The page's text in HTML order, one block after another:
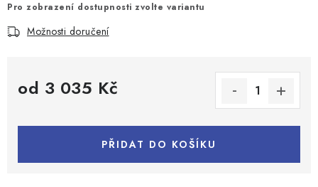
Pro zobrazení dostupnosti zvolte variantu
Možnosti doručení
od 3 035 Kč
PŘIDAT DO KOŠÍKU